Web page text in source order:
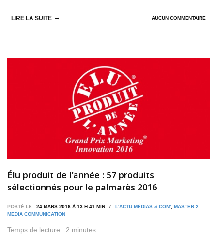
AUCUN COMMENTAIRE
LIRE LA SUITE
Élu produit de l’année : 57 produits
sélectionnés pour le palmarès 2016
POSTÉ LE : 24 MARS 2016 À 13 H 41 MIN / L'ACTU MÉDIAS & COM', MASTER 2
MEDIA COMMUNICATION
Temps de lecture : 2 minutes